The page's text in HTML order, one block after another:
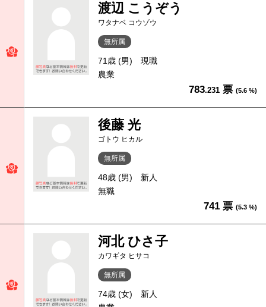
渡辺 こうぞう
ワタナベ コウゾウ
無所属
71歳 (男)
現職
農業
783.231 票 (5.6 %)
後藤 光
ゴトウ ヒカル
無所属
48歳 (男)
新人
無職
741 票 (5.3 %)
河北 ひさ子
カワギタ ヒサコ
無所属
74歳 (女)
新人